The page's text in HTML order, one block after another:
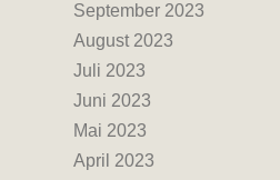
September 2023
August 2023
Juli 2023
Juni 2023
Mai 2023
April 2023